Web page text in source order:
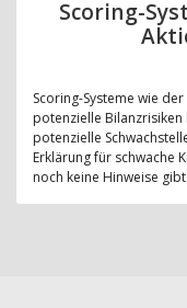
Scoring-
Scoring-Systeme wie
potenzielle Bilanzrisiken
potenzielle
Erklärung für schwache
noch keine Hinweise gibt.